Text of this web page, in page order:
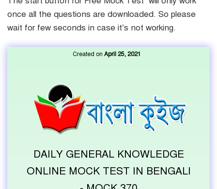
once all the questions are downloaded. So please
wait for few seconds in case it’s not working.
Created on April 25, 2021
DAILY GENERAL KNOWLEDGE
ONLINE MOCK TEST IN BENGALI